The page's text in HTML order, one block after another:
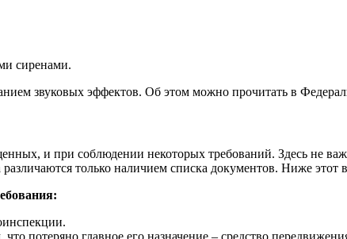
сиренами.
звуковых эффектов. Об этом можно прочитать в
и при соблюдении некоторых требований. Здесь не
только наличием списка документов. Ниже этот
потеряно главное его назначение – средство